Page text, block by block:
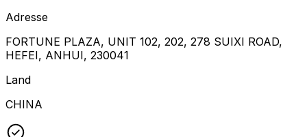
Adresse
FORTUNE PLAZA, UNIT 102, 202, 278 SUIXI ROAD,
HEFEI, ANHUI, 230041
Land
CHINA